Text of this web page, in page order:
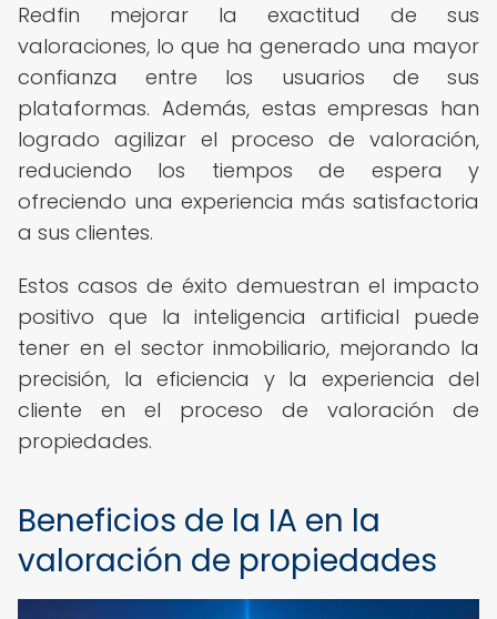
Redfin mejorar la exactitud de sus
valoraciones, lo que ha generado una mayor
confianza entre los usuarios de sus
plataformas. Además, estas empresas han
logrado agilizar el proceso de valoración,
reduciendo los tiempos de espera y
ofreciendo una experiencia más satisfactoria
a sus clientes.
Estos casos de éxito demuestran el impacto
positivo que la inteligencia artificial puede
tener en el sector inmobiliario, mejorando la
precisión, la eficiencia y la experiencia del
cliente en el proceso de valoración de
propiedades.
Beneficios de la IA en la
valoración de propiedades